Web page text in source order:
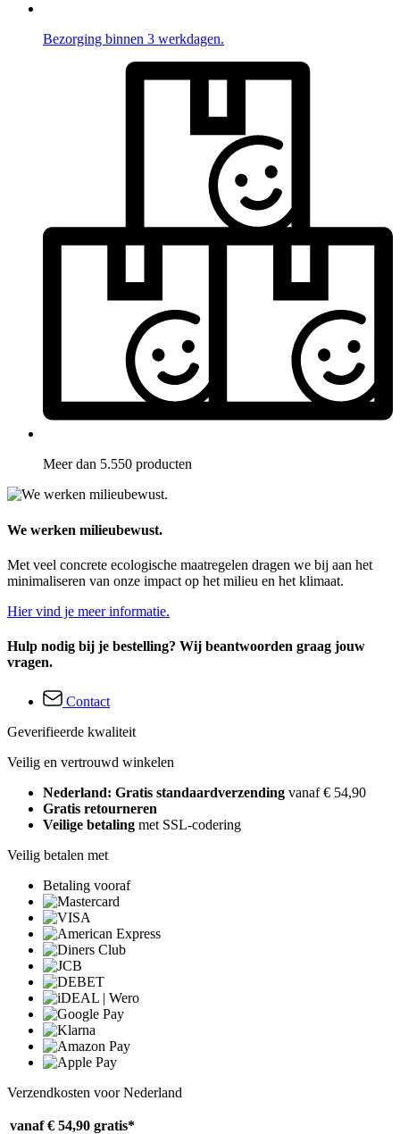
Bezorging binnen 3 werkdagen.
Meer dan 5.550 producten
We werken milieubewust.
Met veel concrete ecologische maatregelen dragen we bij aan het
minimaliseren van onze impact op het milieu en het klimaat.
Hier vind je meer informatie.
Hulp nodig bij je bestelling? Wij beantwoorden graag jouw
vragen.
Contact
Geverifieerde kwaliteit
Veilig en vertrouwd winkelen
Nederland: Gratis standaardverzending vanaf € 54,90
Gratis retourneren
Veilige betaling met SSL-codering
Veilig betalen met
Betaling vooraf
Verzendkosten voor Nederland
vanaf € 54,90 gratis*